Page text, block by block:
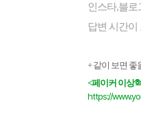
인스타,블로
답변 시간이
+ 같이 보면 좋
<페이커 이상
https://